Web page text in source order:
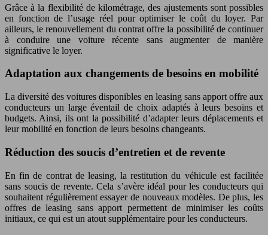
Grâce à la flexibilité de kilométrage, des ajustements sont possibles
en fonction de l’usage réel pour optimiser le coût du loyer. Par
ailleurs, le renouvellement du contrat offre la possibilité de continuer
à conduire une voiture récente sans augmenter de manière
significative le loyer.
Adaptation aux changements de besoins en mobilité
La diversité des voitures disponibles en leasing sans apport offre aux
conducteurs un large éventail de choix adaptés à leurs besoins et
budgets. Ainsi, ils ont la possibilité d’adapter leurs déplacements et
leur mobilité en fonction de leurs besoins changeants.
Réduction des soucis d’entretien et de revente
En fin de contrat de leasing, la restitution du véhicule est facilitée
sans soucis de revente. Cela s’avère idéal pour les conducteurs qui
souhaitent régulièrement essayer de nouveaux modèles. De plus, les
offres de leasing sans apport permettent de minimiser les coûts
initiaux, ce qui est un atout supplémentaire pour les conducteurs.